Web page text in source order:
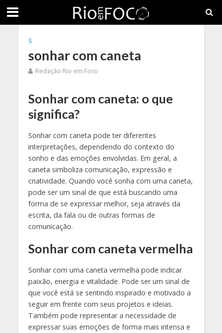
S
sonhar com caneta
Redação Rio em Foco
Sonhar com caneta: o que
significa?
Sonhar com caneta pode ter diferentes
interpretações, dependendo do contexto do
sonho e das emoções envolvidas. Em geral, a
caneta simboliza comunicação, expressão e
criatividade. Quando você sonha com uma caneta,
pode ser um sinal de que está buscando uma
forma de se expressar melhor, seja através da
escrita, da fala ou de outras formas de
comunicação.
Sonhar com caneta vermelha
Sonhar com uma caneta vermelha pode indicar
paixão, energia e vitalidade. Pode ser um sinal de
que você está se sentindo inspirado e motivado a
seguir em frente com seus projetos e ideias.
Também pode representar a necessidade de
expressar suas emoções de forma mais intensa e